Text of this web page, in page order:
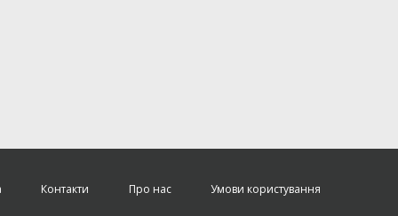
Контакти Про нас Умови користування